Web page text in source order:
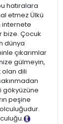
hatıralara
etmez Ülkü
internete
bize. Çocuk
dünya
çıkarımlar
gülmeyin,
olan dili
gökyüzüne
peşine